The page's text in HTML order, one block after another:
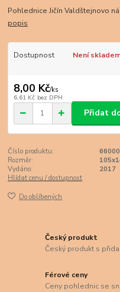
Pohlednice Jičín Valdštejnovo
popis
Dostupnost Není
8,00 Kč/ks
6,61 Kč bez DPH
Přidat
Číslo produktu:
Rozměr:
Vydáno:
2017
Hlídat cenu / dostupnost
Do oblíbených
Český produkt
Český produkt s
Férové ceny
Ceny pohlednic se